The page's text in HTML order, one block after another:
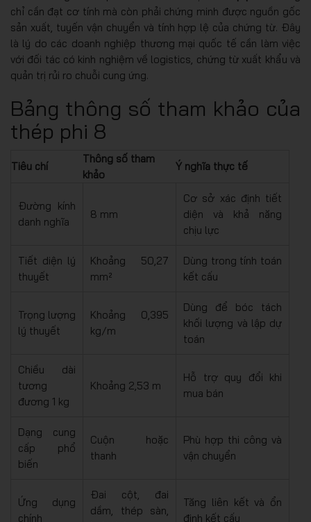
chỉ cần đạt cơ tính mà còn phải chứng minh được nguồn gốc
sản xuất, tuyến vận chuyển và tính hợp lệ của chứng từ. Đây
là lý do các doanh nghiệp thương mại quốc tế cần làm việc
với đối tác có kinh nghiệm về logistics, chứng từ xuất khẩu và
quản trị rủi ro chuỗi cung ứng.
Bảng thông số tham khảo của
thép phi 8
Tiêu chí
Thông số tham
khảo
Ý nghĩa thực tế
Đường kính
danh nghĩa
8 mm
Cơ sở xác định tiết
diện và khả năng
chịu lực
Tiết diện lý
thuyết
Khoảng 50,27
mm²
Dùng trong tính toán
kết cấu
Trọng lượng
lý thuyết
Khoảng 0,395
kg/m
Dùng để bóc tách
khối lượng và lập dự
toán
Chiều dài
tương
đương 1 kg
Khoảng 2,53 m
Hỗ trợ quy đổi khi
mua bán
Dạng cung
cấp phổ
biến
Cuộn hoặc
thanh
Phù hợp thi công và
vận chuyển
Ứng dụng
chính
Đai cột, đai
dầm, thép sàn,
Tăng liên kết và ổn
định kết cấu